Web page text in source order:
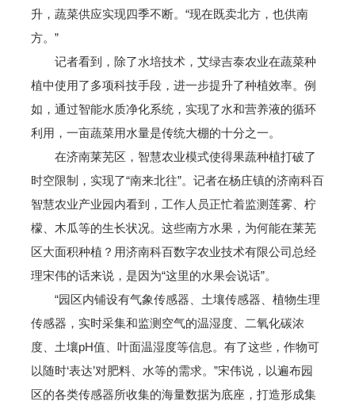
升，蔬菜供应实现四季不断。“现在既卖北方，也供南
方。”
记者看到，除了水培技术，艾绿吉泰农业在蔬菜种
植中使用了多项科技手段，进一步提升了种植效率。例
如，通过智能水质净化系统，实现了水和营养液的循环
利用，一亩蔬菜用水量是传统大棚的十分之一。
在济南莱芜区，智慧农业模式使得果蔬种植打破了
时空限制，实现了“南来北往”。记者在杨庄镇的济南科百
智慧农业产业园内看到，工作人员正忙着监测莲雾、柠
檬、木瓜等的生长状况。这些南方水果，为何能在莱芜
区大面积种植？用济南科百数字农业技术有限公司总经
理宋伟的话来说，是因为“这里的水果会说话”。
“园区内铺设有气象传感器、土壤传感器、植物生理
传感器，实时采集和监测空气的温湿度、二氧化碳浓
度、土壤pH值、叶面温湿度等信息。有了这些，作物可
以随时‘表达’对肥料、水等的需求。”宋伟说，以遍布园
区的各类传感器所收集的海量数据为底座，打造形成集